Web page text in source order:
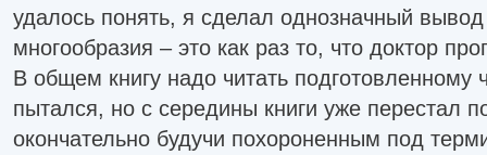
удалось понять, я сделал однозначный
многообразия – это как раз то, что доктор
В общем книгу надо читать подготовленному
пытался, но с середины книги уже перестал
окончательно будучи похороненным под